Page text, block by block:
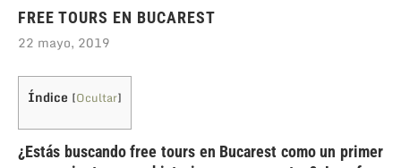
FREE TOURS EN BUCAREST
22 mayo, 2019
Índice [Ocultar]
¿Estás buscando free tours en Bucarest como un primer